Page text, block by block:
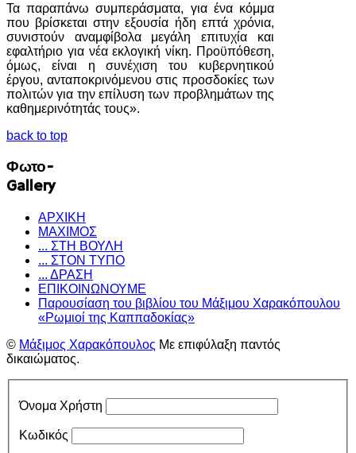
Τα παραπάνω συμπεράσματα, για ένα κόμμα
που βρίσκεται στην εξουσία ήδη επτά χρόνια,
συνιστούν αναμφίβολα μεγάλη επιτυχία και
εφαλτήριο για νέα εκλογική νίκη. Προϋπόθεση,
όμως, είναι η συνέχιση του κυβερνητικού
έργου, ανταποκρινόμενου στις προσδοκίες των
πολιτών για την επίλυση των προβλημάτων της
καθημερινότητάς τους».
back to top
Φωτο-
Gallery
ΑΡΧΙΚΗ
ΜΑΧΙΜΟΣ
... ΣΤΗ ΒΟΥΛΗ
... ΣΤΟΝ ΤΥΠΟ
... ΔΡΑΣΗ
ΕΠΙΚΟΙΝΩΝΟΥΜΕ
Παρουσίαση του βιβλίου του Μάξιμου Χαρακόπουλου
«Ρωμιοί της Καππαδοκίας»
© Μάξιμος Χαρακόπουλος Με επιφύλαξη παντός
δικαιώματος.
Όνομα Χρήστη
Κωδικός